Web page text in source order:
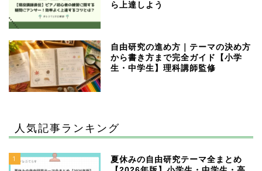
ら上達しよう
自由研究の進め方｜テーマの決め方
から書き方まで完全ガイド【小学
生・中学生】理科講師監修
人気記事ランキング
1
夏休みの自由研究テーマ全まとめ